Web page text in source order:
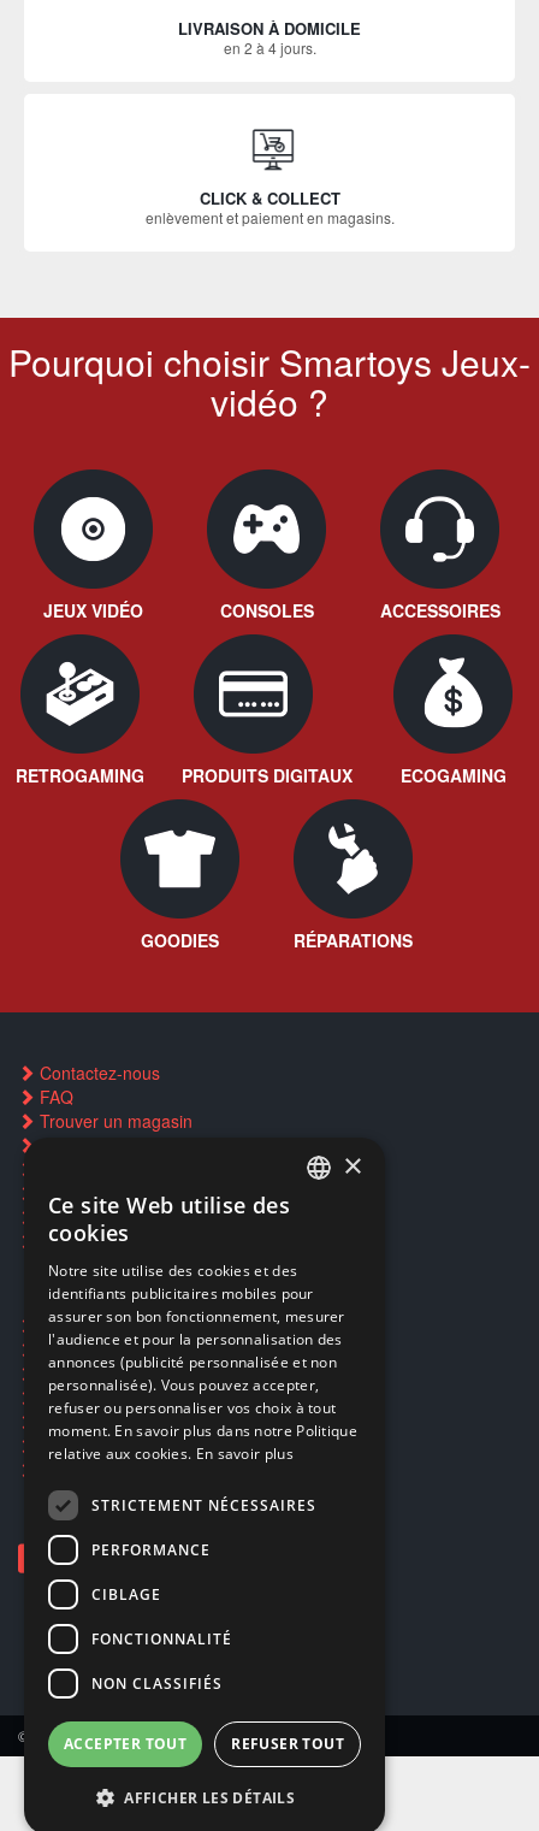
LIVRAISON À DOMICILE
en 2 à 4 jours.
CLICK & COLLECT
enlèvement et paiement en magasins.
Pourquoi choisir Smartoys Jeux-
vidéo ?
JEUX VIDÉO CONSOLES ACCESSOIRES
RETROGAMING PRODUITS DIGITAUX ECOGAMING
GOODIES RÉPARATIONS
Contactez-nous
FAQ
Trouver un magasin
Restauration CD griffés
Réparations & SAV
Smartpoints
Ecogaming
Expédition & retours
Confidentialité
Conditions générales
EA Sport UFC 6
Call of Duty: Modern Warfare 4
Rachat et revente de jeux en cash
© Copyright 2026 Smartoys SA – Tous droits réservés.
ENGLISH
×
Ce site Web utilise des
cookies
Notre site utilise des cookies et des
identifiants publicitaires mobiles pour
assurer son bon fonctionnement, mesurer
l'audience et pour la personnalisation des
annonces (publicité personnalisée et non
personnalisée). Vous pouvez accepter,
refuser ou personnaliser vos choix à tout
moment. En savoir plus dans notre Politique
relative aux cookies. En savoir plus
STRICTEMENT NÉCESSAIRES
PERFORMANCE
CIBLAGE
FONCTIONNALITÉ
NON CLASSIFIÉS
ACCEPTER TOUT REFUSER TOUT
AFFICHER LES DÉTAILS